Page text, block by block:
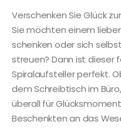
Verschenken Sie Glück
Sie möchten einem
schenken oder sich
streuen? Dann ist dieser
Spiralaufsteller perfekt.
dem Schreibtisch im
überall für
Beschenkten an das